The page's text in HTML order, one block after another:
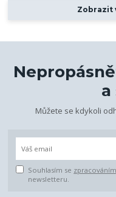
Zobrazit
a
Můžete se kdykoli
Souhlasím se
newsletteru.